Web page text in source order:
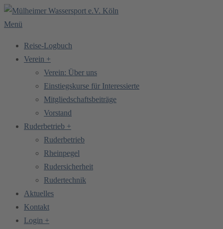
Zum
Inhalt
Menü
Reise-Logbuch
Verein +
Verein: Über uns
Einstiegskurse für Interessierte
Mitgliedschaftsbeiträge
Vorstand
Ruderbetrieb +
Ruderbetrieb
Rheinpegel
Rudersicherheit
Rudertechnik
Aktuelles
Kontakt
Login +